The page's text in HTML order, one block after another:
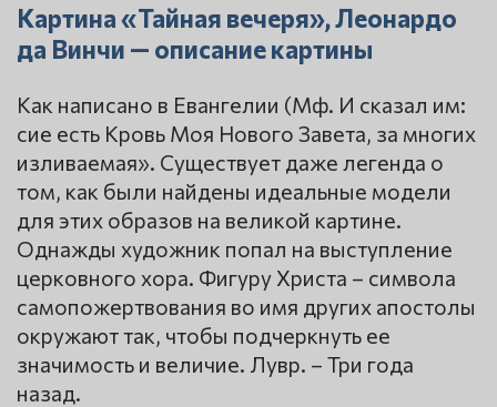
Картина «Тайная вечеря», Леонардо
да Винчи — описание картины
Как написано в Евангелии (Мф. И сказал им:
сие есть Кровь Моя Нового Завета, за многих
изливаемая». Существует даже легенда о
том, как были найдены идеальные модели
для этих образов на великой картине.
Однажды художник попал на выступление
церковного хора. Фигуру Христа – символа
самопожертвования во имя других апостолы
окружают так, чтобы подчеркнуть ее
значимость и величие. Лувр. – Три года
назад.